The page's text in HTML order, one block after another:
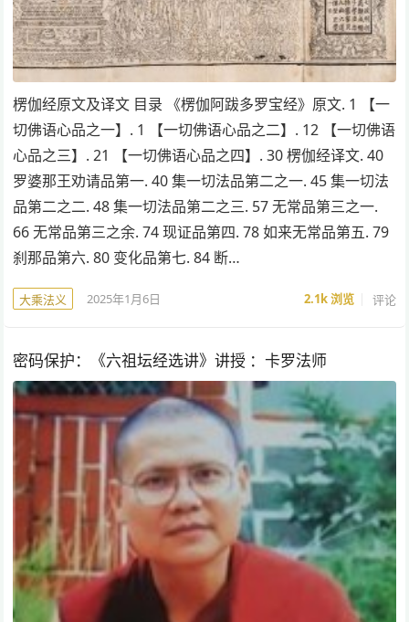
楞伽经原文及译文 目录 《楞伽阿跋多罗宝经》原文. 1 【一
切佛语心品之一】. 1 【一切佛语心品之二】. 12 【一切佛语
心品之三】. 21 【一切佛语心品之四】. 30 楞伽经译文. 40
罗婆那王劝请品第一. 40 集一切法品第二之一. 45 集一切法
品第二之二. 48 集一切法品第二之三. 57 无常品第三之一.
66 无常品第三之余. 74 现证品第四. 78 如来无常品第五. 79
刹那品第六. 80 变化品第七. 84 断…
大乘法义 2025年1月6日 2.1k浏览 评论
密码保护：《六祖坛经选讲》讲授 ：卡罗法师